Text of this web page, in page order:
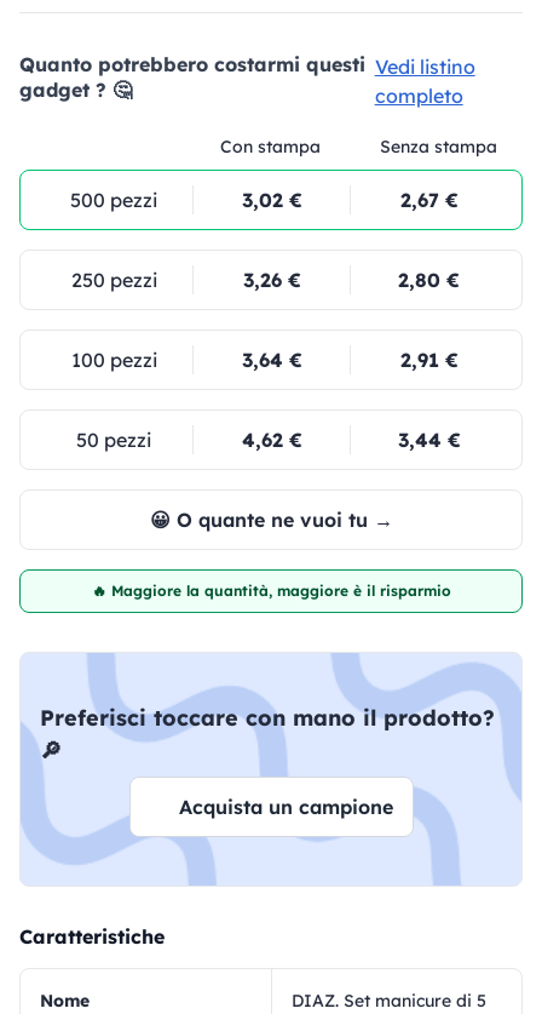
Quanto potrebbero costarmi questi
gadget ? 🤔
Vedi listino
completo
Con stampa Senza stampa
500 pezzi 3,02 € 2,67 €
250 pezzi 3,26 € 2,80 €
100 pezzi 3,64 € 2,91 €
50 pezzi 4,62 € 3,44 €
😀 O quante ne vuoi tu →
🔥 Maggiore la quantità, maggiore è il risparmio
Preferisci toccare con mano il prodotto?
🔎
Acquista un campione
Caratteristiche
Nome
DIAZ. Set manicure di 5